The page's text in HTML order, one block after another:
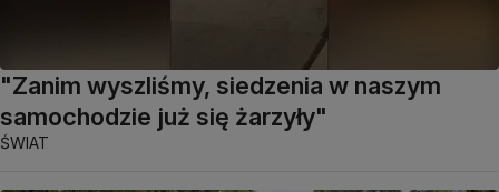
"Zanim wyszliśmy, siedzenia w naszym
samochodzie już się żarzyły"
ŚWIAT